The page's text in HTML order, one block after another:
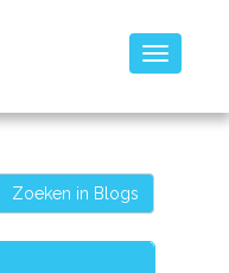
Toggle
Zoeken in Blogs